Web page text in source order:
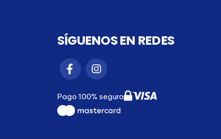
SÍGUENOS EN REDES
Pago 100% seguro